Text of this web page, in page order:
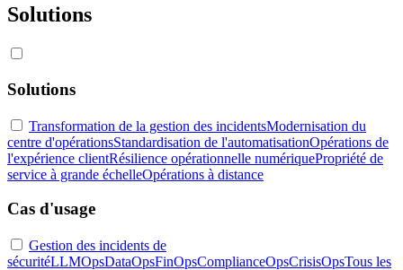
Solutions
Solutions
Transformation de la gestion des incidentsModernisation du
centre d'opérationsStandardisation de l'automatisationOpérations de
l'expérience clientRésilience opérationnelle numériquePropriété de
service à grande échelleOpérations à distance
Cas d'usage
Gestion des incidents de
sécuritéLLMOpsDataOpsFinOpsComplianceOpsCrisisOpsTous les